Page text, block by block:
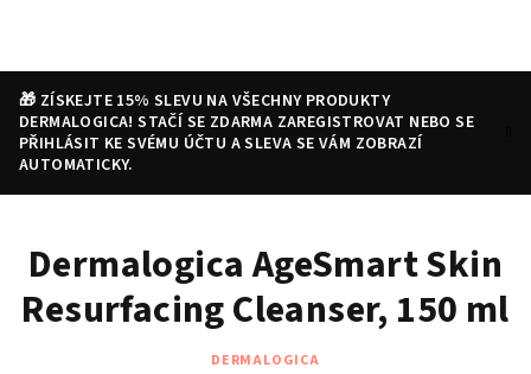
🎁 ZÍSKEJTE 15% SLEVU NA VŠECHNY PRODUKTY
DERMALOGICA! STAČÍ SE ZDARMA ZAREGISTROVAT NEBO SE
PŘIHLÁSIT KE SVÉMU ÚČTU A SLEVA SE VÁM ZOBRAZÍ
AUTOMATICKY.
HledatPřihlášeníNákupní
košík
Dermalogica AgeSmart Skin
Resurfacing Cleanser, 150 ml
DERMALOGICA